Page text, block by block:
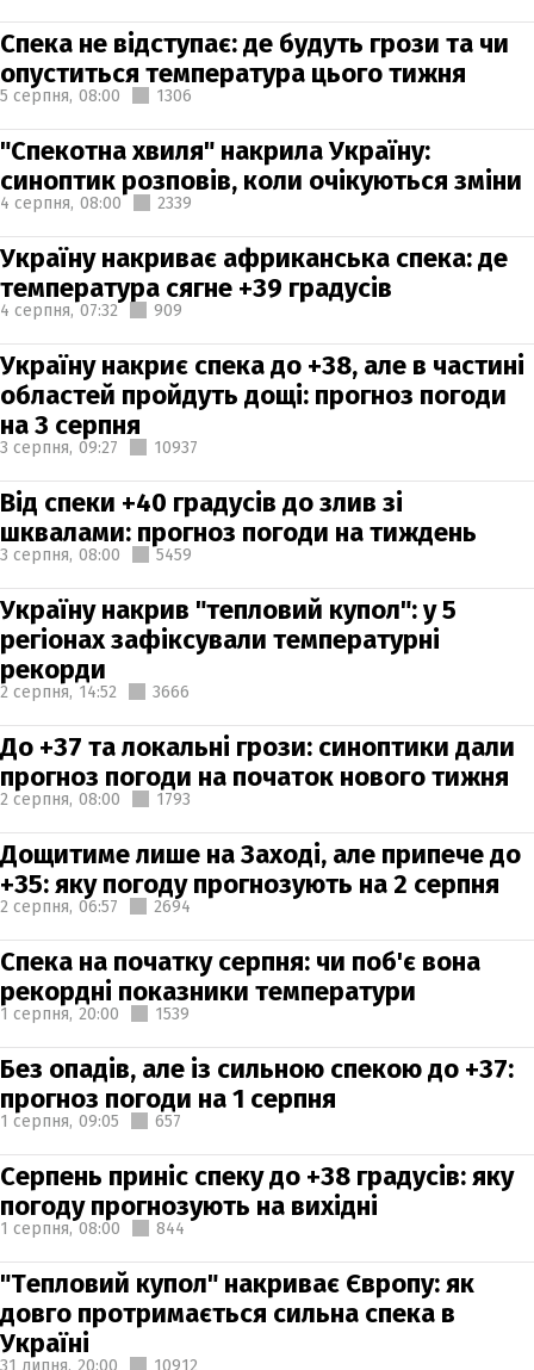
Спека не відступає: де будуть грози та чи
опуститься температура цього тижня
5 серпня, 08:00 1306
"Спекотна хвиля" накрила Україну:
синоптик розповів, коли очікуються зміни
4 серпня, 08:00 2339
Україну накриває африканська спека: де
температура сягне +39 градусів
4 серпня, 07:32 909
Україну накриє спека до +38, але в частині
областей пройдуть дощі: прогноз погоди
на 3 серпня
3 серпня, 09:27 10937
Від спеки +40 градусів до злив зі
шквалами: прогноз погоди на тиждень
3 серпня, 08:00 5459
Україну накрив "тепловий купол": у 5
регіонах зафіксували температурні
рекорди
2 серпня, 14:52 3666
До +37 та локальні грози: синоптики дали
прогноз погоди на початок нового тижня
2 серпня, 08:00 1793
Дощитиме лише на Заході, але припече до
+35: яку погоду прогнозують на 2 серпня
2 серпня, 06:57 2694
Спека на початку серпня: чи поб'є вона
рекордні показники температури
1 серпня, 20:00 1539
Без опадів, але із сильною спекою до +37:
прогноз погоди на 1 серпня
1 серпня, 09:05 657
Серпень приніс спеку до +38 градусів: яку
погоду прогнозують на вихідні
1 серпня, 08:00 844
"Тепловий купол" накриває Європу: як
довго протримається сильна спека в
Україні
31 липня, 20:00 10912